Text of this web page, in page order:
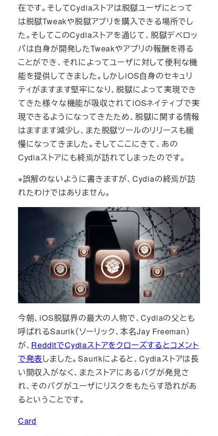
在です。そしてCydiaストアは脱獄ユーザにとって
は脱獄Tweakや脱獄アプリを購入できる場所でし
た。そしてこのCydiaストアを通じて、脱獄デベロッ
パは自身が開発したTweakやアプリの報酬を得る
ことができ、それによってユーザに対して便利な機
能を提供してきました。しかしiOS自身のセキュリ
ティがますます堅牢になり、脱獄によって実現でき
てきた様々な機能が吸収されてiOSネイティブで実
現できるようになってきたため、脱獄に関する情報
はますます減少し、また脱獄ツールのリリースも緩
慢になってきました。そしてここにきて、あの
Cydiaストアにも終焉が訪れてしまったのです。
※誤解のないように書きますが、Cydiaの終焉が訪
れたわけではありません。
今朝、iOS脱獄界の最大の人物で、Cydiaの父とも
呼ばれるSaurik（ソーリック、本名Jay Freeman）
が、 RedditでCydiaストアをクローズするとコメント
で発表しました。Saurikによると、Cydiaストアは長
い間収入がなく、またストアにあるバグが発見さ
れ、そのバグがユーザにリスクをもたらす恐れがあ
るということです。
Card